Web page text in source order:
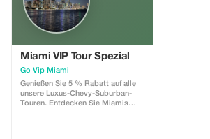
Miami VIP Tour Spezial
Go Vip Miami
Genießen Sie 5 % Rabatt auf alle
unsere Luxus-Chevy-Suburban-
Touren. Entdecken Sie Miamis